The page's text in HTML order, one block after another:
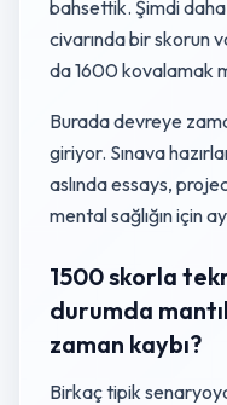
bahsettik. Şimdi
civarında bir skorun
da 1600 kovalamak
Burada devreye
giriyor. Sınava
aslında essays,
mental sağlığın için
1500 skorla
durumda
zaman kaybı?
Birkaç tipik